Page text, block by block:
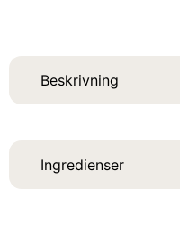
Beskrivning
Ingredienser